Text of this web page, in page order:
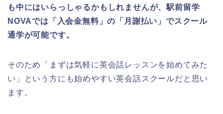
も中にはいらっしゃるかもしれませんが、駅前留学
NOVAでは「入会金無料」の「月謝払い」でスクール
通学が可能です。
そのため「まずは気軽に英会話レッスンを始めてみた
い」という方にも始めやすい英会話スクールだと思い
ます。